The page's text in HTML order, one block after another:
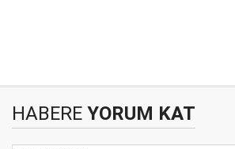
HABERE YORUM KAT